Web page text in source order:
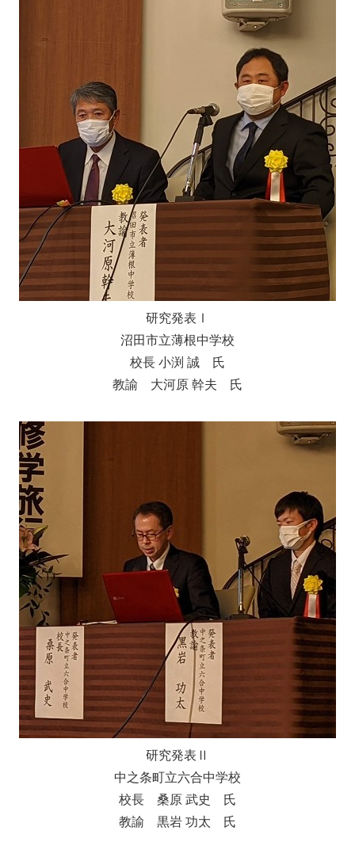
研究発表Ⅰ
沼田市立薄根中学校
校長 小渕 誠 氏
教諭 大河原 幹夫 氏
研究発表Ⅱ
中之条町立六合中学校
校長 桑原 武史 氏
教諭 黒岩 功太 氏